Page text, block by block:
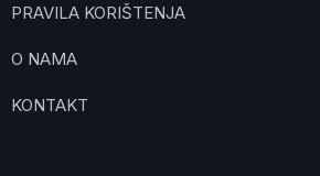
PRAVILA KORIŠTENJA
O NAMA
KONTAKT